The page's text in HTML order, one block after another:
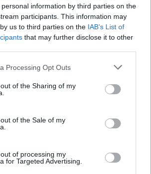
information by third parties on the
participants. This information may
us to third parties on the IAB’s List of
that may further disclose it to other
Processing Opt Outs
of the Sharing of my
of the Sale of my
of processing my
for Targeted Advertising.